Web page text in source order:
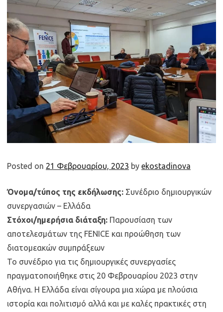
Posted on 21 Φεβρουαρίου, 2023 by ekostadinova
Όνομα/τύπος της εκδήλωσης: Συνέδριο δημιουργικών
συνεργασιών – Ελλάδα
Στόχοι/ημερήσια διάταξη: Παρουσίαση των
αποτελεσμάτων της FENICE και προώθηση των
διατομεακών συμπράξεων
Το συνέδριο για τις δημιουργικές συνεργασίες
πραγματοποιήθηκε στις 20 Φεβρουαρίου 2023 στην
Αθήνα. Η Ελλάδα είναι σίγουρα μια χώρα με πλούσια
ιστορία και πολιτισμό αλλά και με καλές πρακτικές στη